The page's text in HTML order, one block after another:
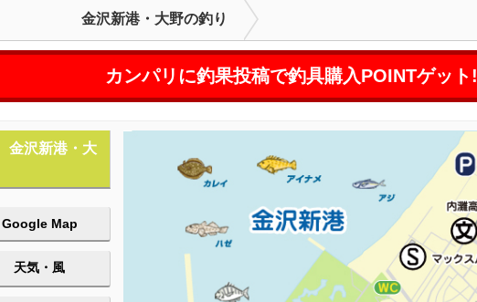
金沢新港・大野の釣り
カンパリに釣果投稿で釣具購入POINTゲット!
金沢新港・大
Google Map
天気・風